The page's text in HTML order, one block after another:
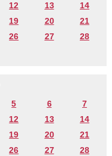
12 13
14
19 20
21
26 27
28
5 6
7
12 13
14
19 20
21
26 27
28